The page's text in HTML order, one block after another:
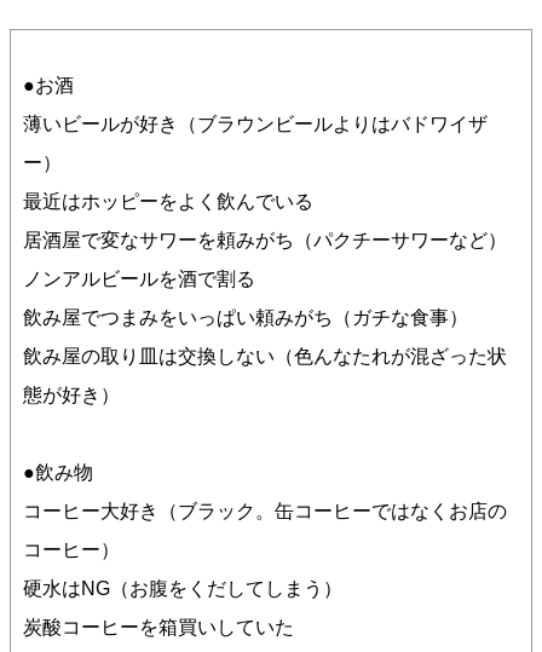
●お酒
薄いビールが好き（ブラウンビールよりはバドワイザ
ー）
最近はホッピーをよく飲んでいる
居酒屋で変なサワーを頼みがち（パクチーサワーなど）
ノンアルビールを酒で割る
飲み屋でつまみをいっぱい頼みがち（ガチな食事）
飲み屋の取り皿は交換しない（色んなたれが混ざった状
態が好き）
●飲み物
コーヒー大好き（ブラック。缶コーヒーではなくお店の
コーヒー）
硬水はNG（お腹をくだしてしまう）
炭酸コーヒーを箱買いしていた